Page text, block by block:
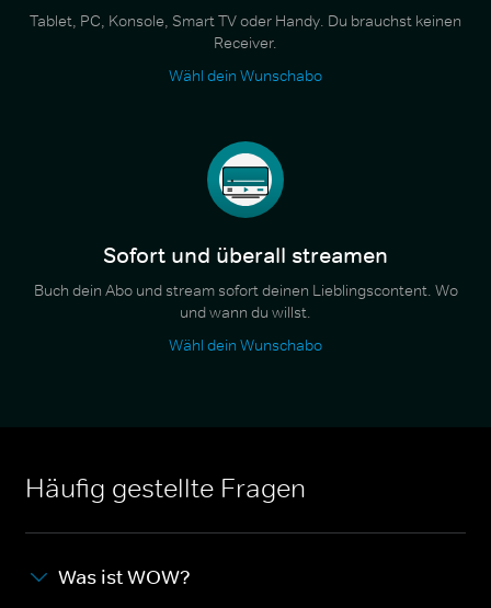
Tablet, PC, Konsole, Smart TV oder Handy. Du brauchst keinen
Receiver.
Wähl dein Wunschabo
Sofort und überall streamen
Buch dein Abo und stream sofort deinen Lieblingscontent. Wo
und wann du willst.
Wähl dein Wunschabo
Häufig gestellte Fragen
Was ist WOW?